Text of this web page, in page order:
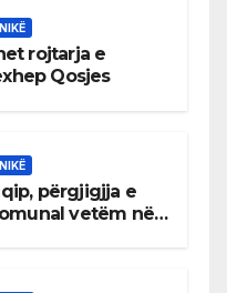
rojtarja e
Qosjes
përgjigjja e
vetëm në